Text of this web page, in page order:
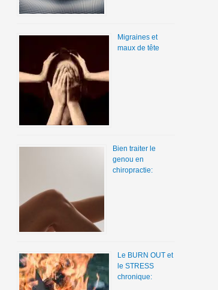
Migraines et
maux de tête
Bien traiter le
genou en
chiropractie:
Le BURN OUT et
le STRESS
chronique: